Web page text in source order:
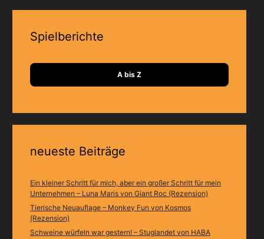
Spielberichte
A bis Z
neueste Beiträge
Ein kleiner Schritt für mich, aber ein großer Schritt für mein
Unternehmen – Luna Maris von Giant Roc (Rezension)
Tierische Neuauflage – Monkey Fun von Kosmos
(Rezension)
Schweine würfeln war gestern! – Stuglandet von HABA